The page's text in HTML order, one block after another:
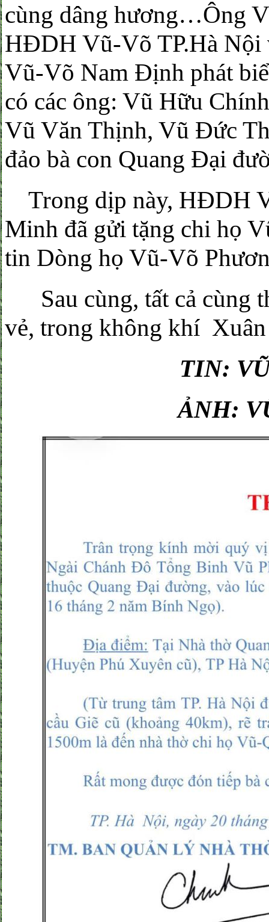
cùng dâng hương…Ông
HĐDH Vũ-Võ TP.Hà
Vũ-Võ Nam Định phát
có các ông: Vũ Hữu
Vũ Văn Thịnh, Vũ Đức
đảo bà con Quang Đại
Trong dịp này, HĐDH
Minh đã gửi tặng chi họ
tin Dòng họ Vũ-Võ
Sau cùng, tất cả cùng
vẻ, trong không khí Xuân
TIN:
ẢNH: